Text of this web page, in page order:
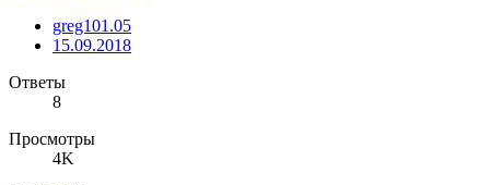
greg101.05
15.09.2018
Ответы
8
Просмотры
4K